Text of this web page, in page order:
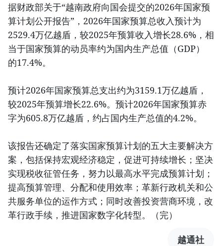
据财政部关于“越南政府向国会提交的2026年国家预
算计划公开报告”，2026年国家预算总收入预计为
2529.4万亿越盾，较2025年预算收入增长28.6%，相
当于国家预算的动员率约为国内生产总值（GDP）
的17.4%。
预计2026年国家预算总支出约为3159.1万亿越盾，
较2025年预算增长22.6%。预计2026年国家预算赤
字为605.8万亿越盾，约占国内生产总值的4.2%。
该报告还确定了落实国家预算计划的五大主要解决方
案，包括保持宏观经济稳定，促进可持续增长；坚决
实现税收征管任务，努力以最高水平完成预算计划；
提高预算管理、分配和使用效率；革新行政机关和公
共服务单位的运作方式；同时改善投资营商环境，改
革行政手续，推进国家数字化转型。（完）
越通社